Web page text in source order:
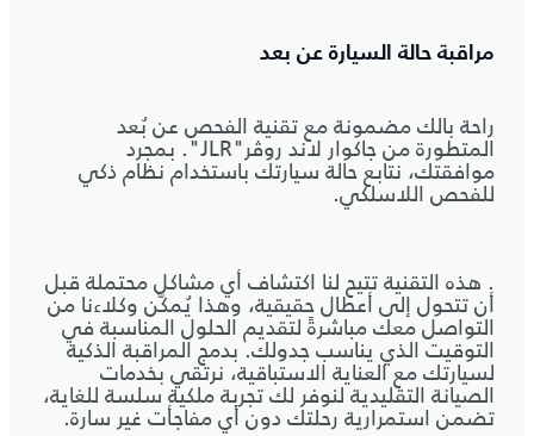
مراقبة حالة السيارة عن بعد
راحة بالك مضمونة مع تقنية الفحص عن بُعد
المتطورة من جاكوار لاند روڤر"JLR". بمجرد
موافقتك، نتابع حالة سيارتك باستخدام نظام ذكي
للفحص اللاسلكي.
. هذه التقنية تتيح لنا اكتشاف أي مشاكل محتملة قبل
أن تتحول إلى أعطال حقيقية، وهذا يُمكّن وكلاءنا من
التواصل معك مباشرةً لتقديم الحلول المناسبة في
التوقيت الذي يناسب جدولك. بدمج المراقبة الذكية
لسيارتك مع العناية الاستباقية، نرتقي بخدمات
الصيانة التقليدية لنوفر لك تجربة ملكية سلسة للغاية،
تضمن استمرارية رحلتك دون أي مفاجأت غير سارة.